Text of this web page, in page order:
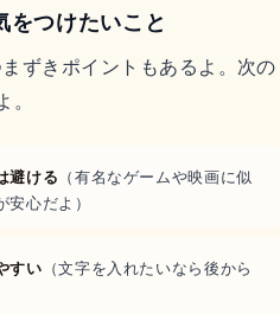
をつけたいこと
ずきポイントもあるよ。次の
避ける （有名なゲームや映画に似
心だよ）
すい （文字を入れたいなら後から